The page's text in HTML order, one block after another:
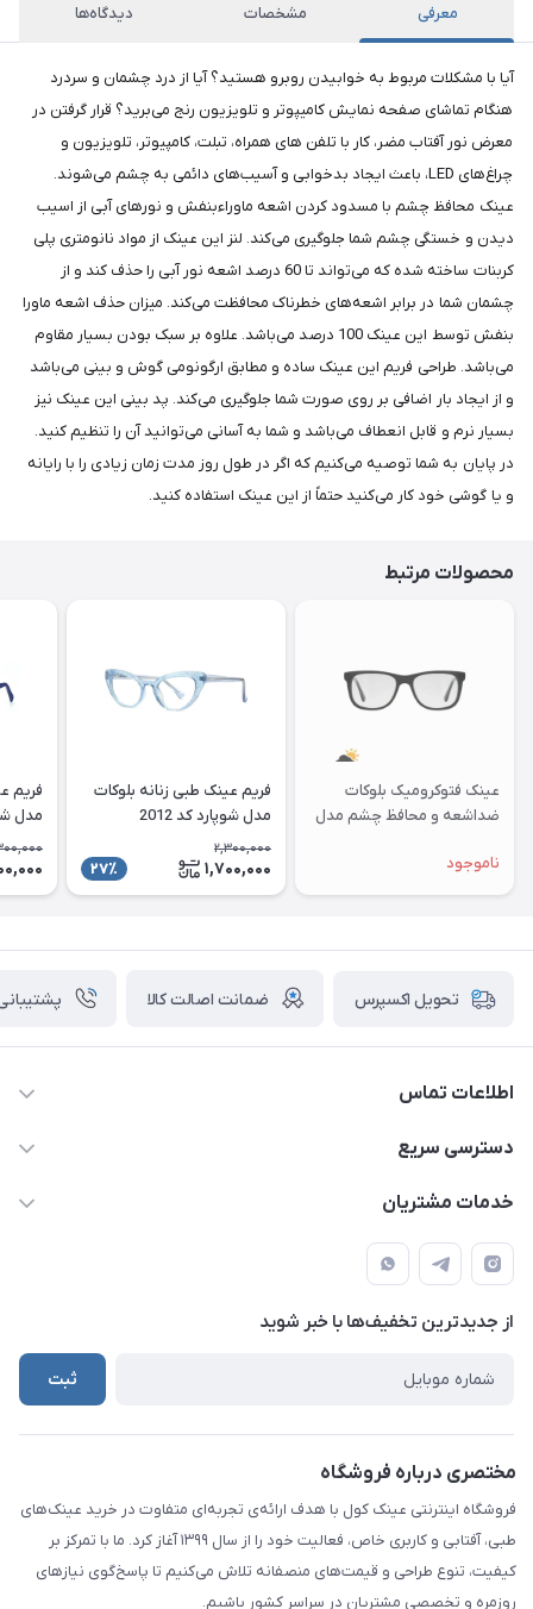
معرفی مشخصات دیدگاه‌ها
آیا با مشکلات مربوط به خوابیدن روبرو هستید؟ آیا از درد چشمان و سردرد
هنگام تماشای صفحه نمایش کامیپوتر و تلویزیون رنج می‌برید؟ قرار گرفتن در
معرض نور آفتاب مضر، کار با تلفن های همراه، تبلت، کامپیوتر، تلویزیون و
چراغ‌های LED، باعث ایجاد بد‌خوابی و آسیب‌های دائمی به چشم می‌شوند.
عینک محافظ چشم با مسدود کردن اشعه ماوراءبنفش و نورهای آبی از اسیب
دیدن و خستگی چشم شما جلوگیری می‌کند. لنز این عینک از مواد نانومتری پلی
کربنات ساخته شده که می‌تواند تا 60 درصد اشعه نور آبی را حذف کند و از
چشمان شما در برابر اشعه‌های خطرناک محافظت می‌کند. میزان حذف اشعه ماورا
بنفش توسط این عینک 100 درصد می‌باشد. علاوه بر سبک بودن بسیار مقاوم
می‌باشد. طراحی فریم این عینک ساده و مطابق ارگونومی گوش و بینی می‌باشد
و از ایجاد بار اضافی بر روی صورت شما جلوگیری می‌کند. پد بینی این عینک نیز
بسیار نرم و قابل انعطاف می‌باشد و شما به آسانی می‌توانید آن را تنظیم کنید.
در پایان به شما توصیه می‌کنیم که اگر در طول روز مدت زمان زیادی را با رایانه
و یا گوشی خود کار می‌کنید حتماً از این عینک استفاده کنید.
محصولات مرتبط
عینک فتوکرومیک بلوکات
ضداشعه و محافظ چشم مدل
ناموجود
فریم عینک طبی زنانه بلوکات
مدل شوپارد کد 2012
2,300,000
1,700,000 27٪
فریم
مدل
تحویل اکسپرس ضمانت اصالت کالا پشتیبانی ۲۴
اطلاعات تماس
09924035290
تهران - شهریار (فروش حضوری نداریم)
دسترسی سریع
حساب کاربری
درباره ما
تماس با ما
خدمات مشتریان
قوانین و مقررات
حریم شخصی کاربران
راهنما
از جدید‌ترین تخفیف‌ها با‌ خبر شوید
ثبت
مختصری درباره فروشگاه
فروشگاه اینترنتی عینک کول با هدف ارائه‌ی تجربه‌ای متفاوت در خرید عینک‌های
طبی، آفتابی و کاربری خاص، فعالیت خود را از سال ۱۳۹۹ آغاز کرد. ما با تمرکز بر
کیفیت، تنوع طراحی و قیمت‌های منصفانه تلاش می‌کنیم تا پاسخ‌گوی نیازهای
روزمره و تخصصی مشتریان در سراسر کشور باشیم.